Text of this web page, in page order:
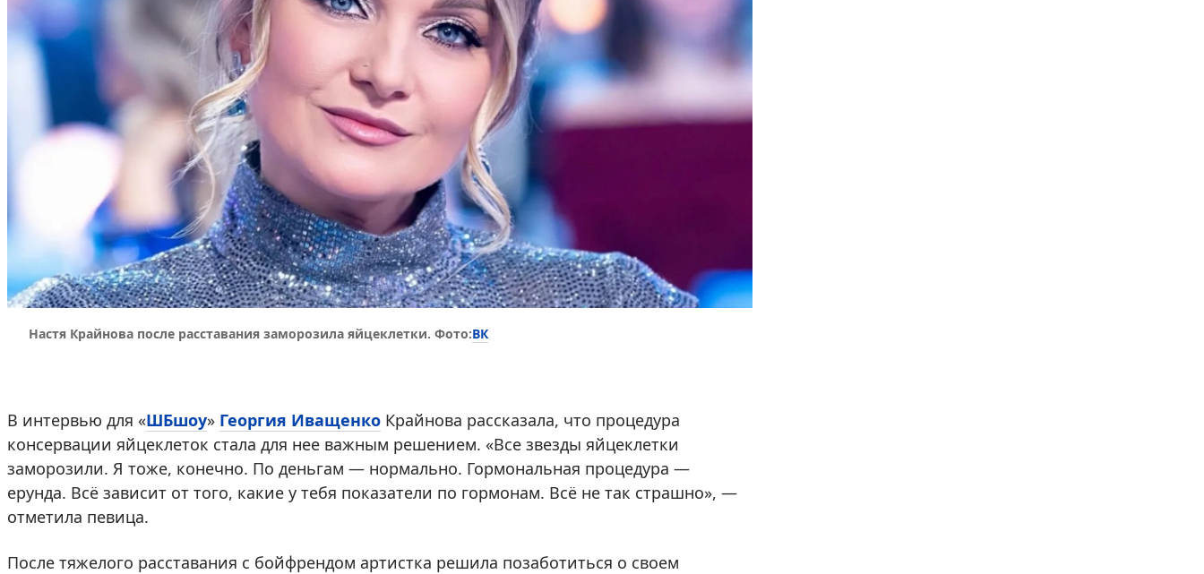
Настя Крайнова после расставания заморозила яйцеклетки. Фото:ВК
В интервью для «ШБшоу» Георгия Иващенко Крайнова рассказала, что процедура
консервации яйцеклеток стала для нее важным решением. «Все звезды яйцеклетки
заморозили. Я тоже, конечно. По деньгам — нормально. Гормональная процедура —
ерунда. Всё зависит от того, какие у тебя показатели по гормонам. Всё не так страшно», —
отметила певица.
После тяжелого расставания с бойфрендом артистка решила позаботиться о своем